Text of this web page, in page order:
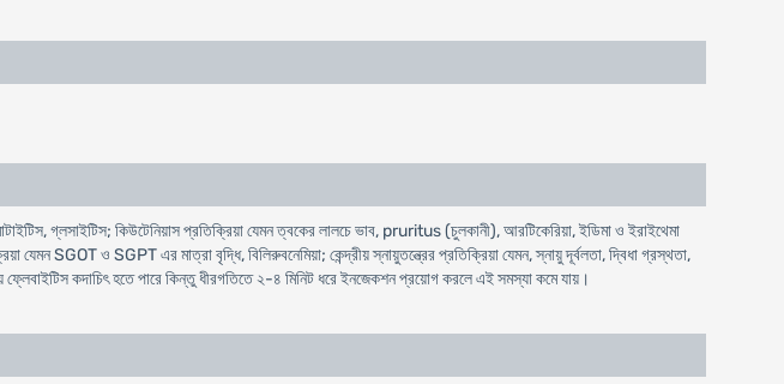
গ্লসাইটিস; কিউটেনিয়াস প্রতিক্রিয়া যেমন ত্বকের লালচে ভাব, pruritus (চুলকানী), আরটিকেরিয়া, ইডিমা ও ইরাইথেমা
যেমন SGOT ও SGPT এর মাত্রা বৃদ্ধি, বিলিরুবনেমিয়া; কেন্দ্রীয় স্নায়ুতন্ত্রের প্রতিক্রিয়া যেমন, স্নায়ু দূর্বলতা, দ্বিধা গ্রস্থতা,
ফ্লেবাইটিস কদাচিৎ হতে পারে কিন্তু ধীরগতিতে ২-৪ মিনিট ধরে ইনজেকশন প্রয়োগ করলে এই সমস্যা কমে যায়।